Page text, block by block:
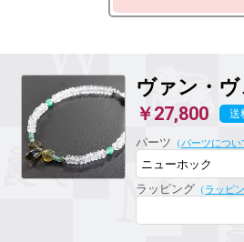
ヴァン・
￥27,800 送
パーツ （パーツについ
ラッピング （ ラッピ